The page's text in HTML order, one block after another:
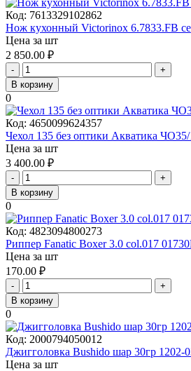
Код: 7613329102862
Нож кухонный Victorinox 6.7833.FB
Цена за шт
2 850.00 ₽
-
+
В корзину
0
Код: 4650099624357
Чехол 135 без оптики Акватика
Цена за шт
3 400.00 ₽
-
+
В корзину
0
Код: 4823094800273
Риппер Fanatic Boxer 3.0 col.017
Цена за шт
170.00 ₽
-
+
В корзину
0
Код: 2000794050012
Джигголовка Bushido шар 30гр 1202-
Цена за шт